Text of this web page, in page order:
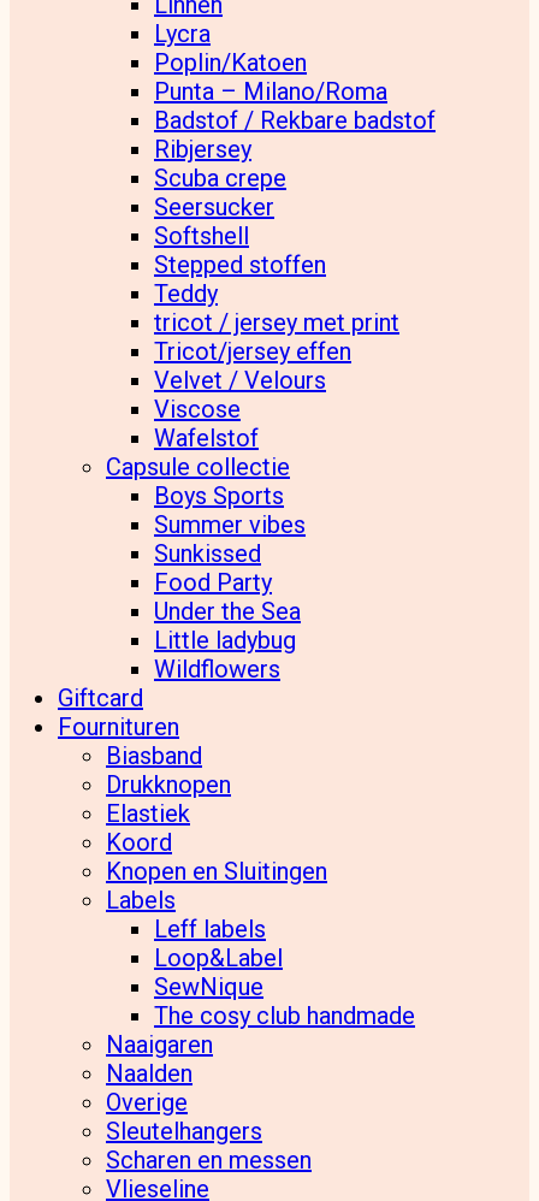
Lycra
Poplin/Katoen
Punta – Milano/Roma
Badstof / Rekbare badstof
Ribjersey
Scuba crepe
Seersucker
Softshell
Stepped stoffen
Teddy
tricot / jersey met print
Tricot/jersey effen
Velvet / Velours
Viscose
Wafelstof
Capsule collectie
Boys Sports
Summer vibes
Sunkissed
Food Party
Under the Sea
Little ladybug
Wildflowers
Giftcard
Fournituren
Biasband
Drukknopen
Elastiek
Koord
Knopen en Sluitingen
Labels
Leff labels
Loop&Label
SewNique
The cosy club handmade
Naaigaren
Naalden
Overige
Sleutelhangers
Scharen en messen
Vlieseline